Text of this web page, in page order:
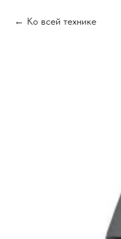
Ко всей технике